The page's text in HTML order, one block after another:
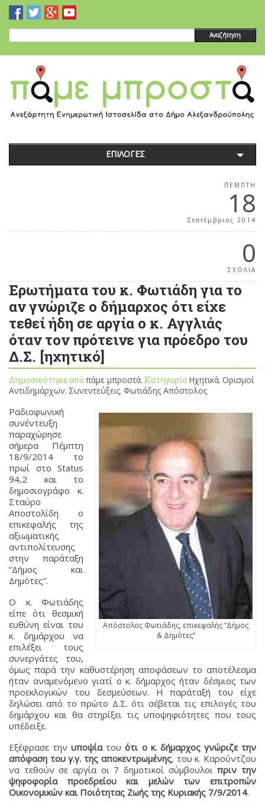
Αναζήτηση
ΕΠΙΛΟΓΕΣ
ΠΈΜΠΤΗ
18
Σεπτέμβριος 2014
0
ΣΧΟΛΙΑ
Ερωτήματα του κ. Φωτιάδη για το
αν γνώριζε ο δήμαρχος ότι είχε
τεθεί ήδη σε αργία ο κ. Αγγλιάς
όταν τον πρότεινε για πρόεδρο του
Δ.Σ. [ηχητικό]
Δημοσιεύτηκε από πάμε μπροστά, Κατηγορία Ηχητικά, Ορισμοί
Αντιδημάρχων, Συνεντεύξεις, Φωτιάδης Απόστολος
Απόστολος Φωτιάδης, επικεφαλής “Δήμος
& Δημότες”
Ραδιοφωνική
συνέντευξη
παραχώρησε
σήμερα Πέμπτη
18/9/2014 το
πρωί στο Status
94,2 και το
δημοσιογράφο κ.
Σταύρο
Αποστολίδη ο
επικεφαλής της
αξιωματικής
αντιπολίτευσης
στην παράταξη
“Δήμος και
Δημότες”.
Ο κ. Φωτιάδης
είπε ότι θεσμική
ευθύνη είναι του
κ. δημάρχου να
επιλέξει τους
συνεργάτες του,
όμως παρά την καθυστέρηση αποφάσεων το αποτέλεσμα
ήταν αναμενόμενο γιατί ο κ. δήμαρχος ήταν δέσμιος των
προεκλογικών του δεσμεύσεων. Η παράταξή του είχε
δηλώσει από το πρώτο Δ.Σ. ότι σέβεται τις επιλογές του
δημάρχου και θα στηρίξει τις υποψηφιότητες που τους
υπέδειξε.
Εξέφρασε τηνυποψίατουότι ο κ. δήμαρχος γνώριζε την
απόφαση του γ.γ. της αποκεντρωμένης, του κ. Καρούντζου
να τεθούν σε αργία οι 7 δημοτικοί σύμβουλοιπριν την
ψηφοφορία προεδρείου και μελών των επιτροπών
Οικονομικών και Ποιότητας Ζωής της Κυριακής 7/9/2014.